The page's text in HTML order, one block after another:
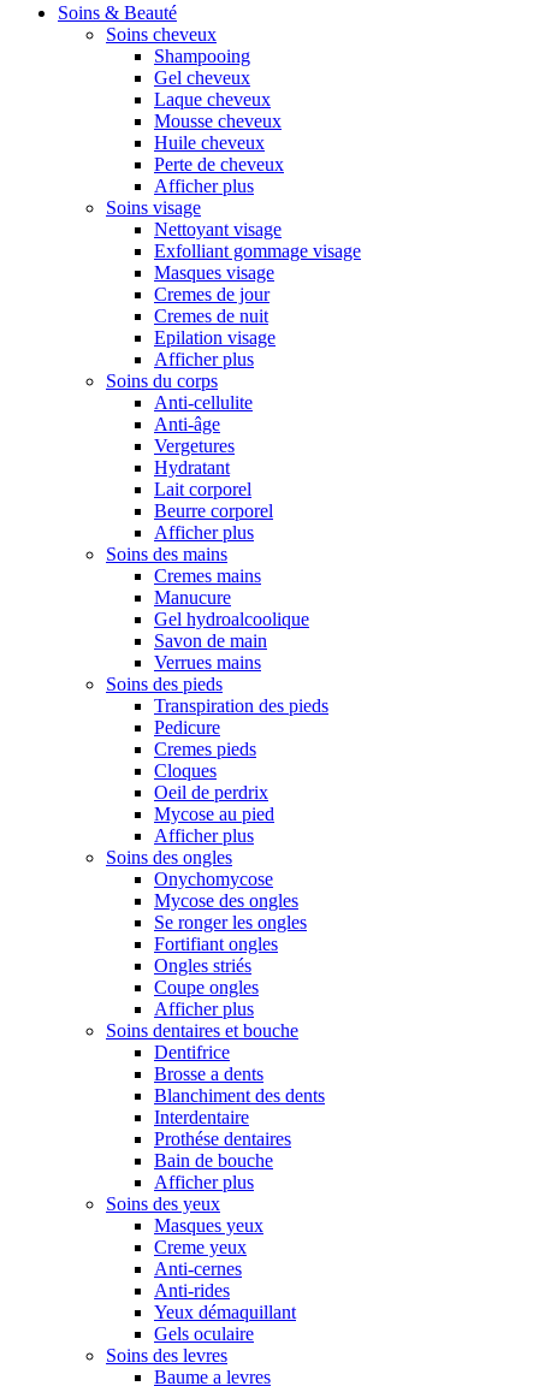
Soins & Beauté
Soins cheveux
Shampooing
Gel cheveux
Laque cheveux
Mousse cheveux
Huile cheveux
Perte de cheveux
Afficher plus
Soins visage
Nettoyant visage
Exfolliant gommage visage
Masques visage
Cremes de jour
Cremes de nuit
Epilation visage
Afficher plus
Soins du corps
Anti-cellulite
Anti-âge
Vergetures
Hydratant
Lait corporel
Beurre corporel
Afficher plus
Soins des mains
Cremes mains
Manucure
Gel hydroalcoolique
Savon de main
Verrues mains
Soins des pieds
Transpiration des pieds
Pedicure
Cremes pieds
Cloques
Oeil de perdrix
Mycose au pied
Afficher plus
Soins des ongles
Onychomycose
Mycose des ongles
Se ronger les ongles
Fortifiant ongles
Ongles striés
Coupe ongles
Afficher plus
Soins dentaires et bouche
Dentifrice
Brosse a dents
Blanchiment des dents
Interdentaire
Prothése dentaires
Bain de bouche
Afficher plus
Soins des yeux
Masques yeux
Creme yeux
Anti-cernes
Anti-rides
Yeux démaquillant
Gels oculaire
Soins des levres
Baume a levres